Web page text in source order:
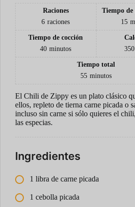
Raciones
6 raciones
Tiempo
15
Tiempo de cocción
40 minutos
350
Tiempo total
55 minutos
El Chili de Zippy es un plato clásico
ellos, repleto de tierna carne picada o
incluso sin carne si sólo quieres el
las especias.
Ingredientes
1 libra de carne picada
1 cebolla picada